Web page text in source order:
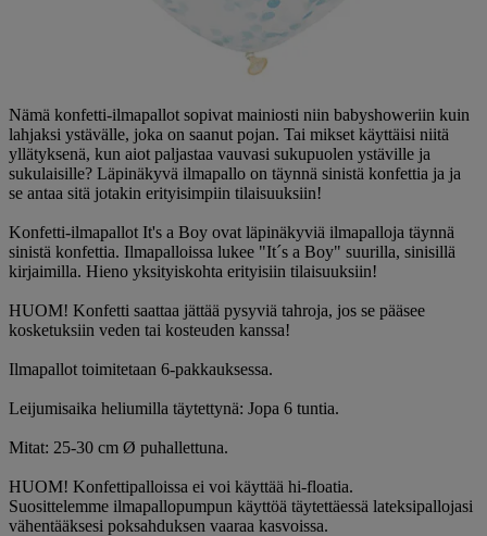
Nämä konfetti-ilmapallot sopivat mainiosti niin babyshoweriin kuin
lahjaksi ystävälle, joka on saanut pojan. Tai mikset käyttäisi niitä
yllätyksenä, kun aiot paljastaa vauvasi sukupuolen ystäville ja
sukulaisille? Läpinäkyvä ilmapallo on täynnä sinistä konfettia ja ja
se antaa sitä jotakin erityisimpiin tilaisuuksiin!
Konfetti-ilmapallot It's a Boy ovat läpinäkyviä ilmapalloja täynnä
sinistä konfettia. Ilmapalloissa lukee "It´s a Boy" suurilla, sinisillä
kirjaimilla. Hieno yksityiskohta erityisiin tilaisuuksiin!
HUOM! Konfetti saattaa jättää pysyviä tahroja, jos se pääsee
kosketuksiin veden tai kosteuden kanssa!
Ilmapallot toimitetaan 6-pakkauksessa.
Leijumisaika heliumilla täytettynä: Jopa 6 tuntia.
Mitat: 25-30 cm Ø puhallettuna.
HUOM! Konfettipalloissa ei voi käyttää hi-floatia.
Suosittelemme ilmapallopumpun käyttöä täytettäessä lateksipallojasi
vähentääksesi poksahduksen vaaraa kasvoissa.